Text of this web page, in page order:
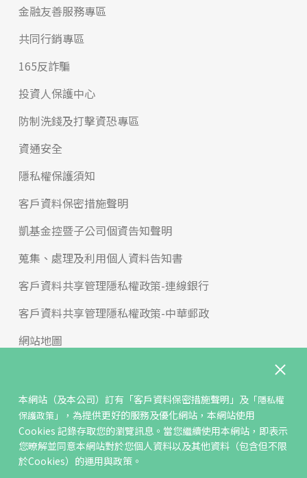
本網站（及本公司）訂有 「客戶資料保密措施聲明」 及「隱私權
保護政策」
，為提供更好的服務及優化網站，本網站使用
Cookies 記錄存取您的瀏覽訊息。當您繼續使用本網站，即表示
您暸解並同意本網站對於您個人資料以及其他資料（包含但不限
於Cookies）的運用與政策。
金融友善服務專區
共同行銷專區
165反詐騙
投資人保護中心
防制洗錢及打擊資恐專區
資通安全
隱私權保護須知
客戶資料保密措施聲明
凱基金控暨子公司個資告知聲明
蒐集、處理及利用個人資料告知書
客戶資料共享管理隱私權政策-連線銀行
客戶資料共享管理隱私權政策-中華郵政
網站地圖
免責聲明
聯絡我們
反詐騙專區